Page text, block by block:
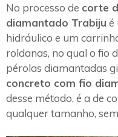
No processo de corte
diamantado Trabiju é
hidráulico e um
roldanas, no qual o fio
pérolas diamantadas
concreto com fio
desse método, é a de
qualquer tamanho,